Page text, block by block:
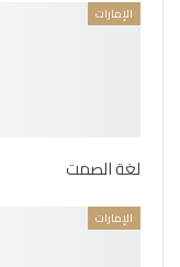
الإمارات
لغة الصمت
الإمارات